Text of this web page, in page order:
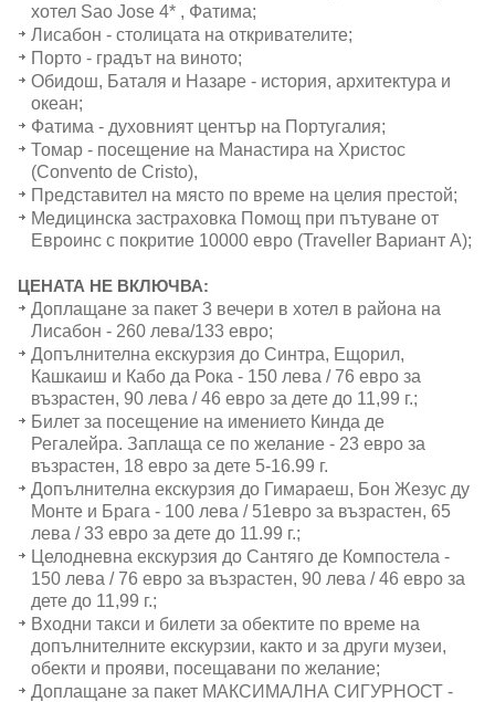
хотел Sao Jose 4* , Фатима;
Лисабон - столицата на откривателите;
Порто - градът на виното;
Обидош, Баталя и Назаре - история, архитектура и
океан;
Фатима - духовният център на Португалия;
Томар - посещение на Манастира на Христос
(Convento de Cristo),
Представител на място по време на целия престой;
Медицинска застраховка Помощ при пътуване от
Евроинс с покритие 10000 евро (Traveller Вариант А);
ЦЕНАТА НЕ ВКЛЮЧВА:
Доплащане за пакет 3 вечери в хотел в района на
Лисабон - 260 лева/133 евро;
Допълнителна екскурзия до Синтра, Ещорил,
Кашкаиш и Кабо да Рока - 150 лева / 76 евро за
възрастен, 90 лева / 46 евро за дете до 11,99 г.;
Билет за посещение на имението Кинда де
Регалейра. Заплаща се по желание - 23 евро за
възрастен, 18 евро за дете 5-16.99 г.
Допълнителна екскурзия до Гимараеш, Бон Жезус ду
Монте и Брага - 100 лева / 51евро за възрастен, 65
лева / 33 евро за дете до 11.99 г.;
Целодневна екскурзия до Сантяго де Компостела -
150 лева / 76 евро за възрастен, 90 лева / 46 евро за
дете до 11,99 г.;
Входни такси и билети за обектите по време на
допълнителните екскурзии, както и за други музеи,
обекти и прояви, посещавани по желание;
Доплащане за пакет МАКСИМАЛНА СИГУРНОСТ -